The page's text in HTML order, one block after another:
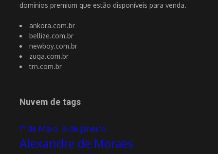
domínios premium que estão disponíveis para venda.
ankora.com.br
bellize.com.br
newboy.com.br
zuga.com.br
trn.com.br
Nuvem de tags
1º de Maio 8 de janeiro
Alexandre de Moraes